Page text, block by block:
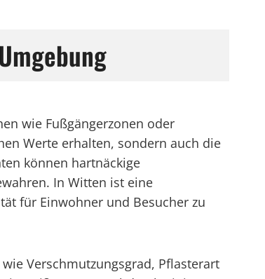
wie Fußgängerzonen oder
Werte erhalten, sondern auch die
können hartnäckige
In Witten ist eine
für Einwohner und Besucher zu
Verschmutzungsgrad, Pflasterart